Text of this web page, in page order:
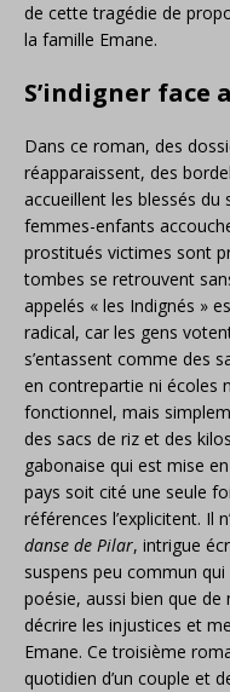
de cette tragédie de
la famille Emane.
S’indigner face
Dans ce roman, des
réapparaissent, des
accueillent les blessés du
femmes-enfants
prostitués victimes sont
tombes se retrouvent
appelés « les Indignés »
radical, car les gens
s’entassent comme des
en contrepartie ni écoles
fonctionnel, mais
des sacs de riz et des
gabonaise qui est mise
pays soit cité une seule
références l’explicitent. Il
danse de Pilar, intrigue
suspens peu commun
poésie, aussi bien que
décrire les injustices et
Emane. Ce troisième
quotidien d’un couple et